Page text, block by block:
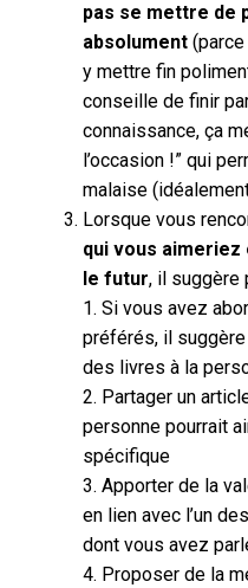
pas se mettre de
absolument
y mettre fin
conseille de finir
connaissance, ça
l’occasion !” qui
malaise
Lorsque vous
qui vous aimeriez
le futur, il suggère
1. Si vous avez
préférés, il suggère
des livres à la
2. Partager un
personne pourrait
spécifique
3. Apporter de la
en lien avec l’un
dont vous avez
4. Proposer de la